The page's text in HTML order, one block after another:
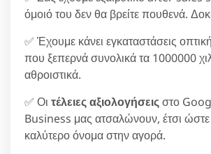
όμοιό του δεν θα βρείτε πουθενά.
✅ Έχουμε κάνει εγκαταστάσεις
που ξεπερνά συνολικά τα 1000000
αθροιστικά.
✅ Οι τέλειες αξιολογήσειςστο
Business μας ατσαλώνουν, έτσι ώστε
καλύτερο όνομα στην αγορά.